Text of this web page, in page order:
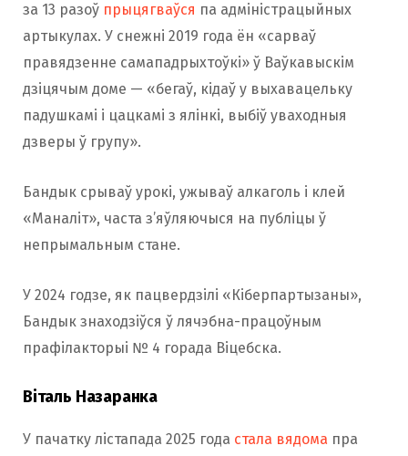
за 13 разоў прыцягваўся па адміністрацыйных
артыкулах. У снежні 2019 года ён «сарваў
правядзенне самападрыхтоўкі» ў Ваўкавыскім
дзіцячым доме — «бегаў, кідаў у выхавацельку
падушкамі і цацкамі з ялінкі, выбіў уваходныя
дзверы ў групу».
Бандык срываў урокі, ужываў алкаголь і клей
«Маналіт», часта з’яўляючыся на публіцы ў
непрымальным стане.
У 2024 годзе, як пацвердзілі «Кіберпартызаны»,
Бандык знаходзіўся ў лячэбна-працоўным
прафілакторыі № 4 горада Віцебска.
Віталь Назаранка
У пачатку лістапада 2025 года стала вядома пра